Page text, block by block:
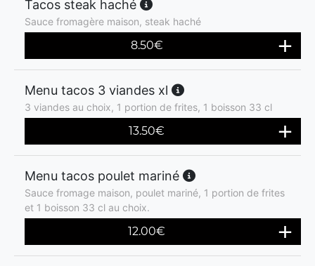
Tacos steak haché
Sauce fromagère maison, steak haché
8.50€
Menu tacos 3 viandes xl
3 viandes au choix, 1 portion de frites, 1 boisson 33 cl
13.50€
Menu tacos poulet mariné
Sauce fromage maison, poulet mariné, 1 portion de frites
et 1 boisson 33 cl au choix.
12.00€